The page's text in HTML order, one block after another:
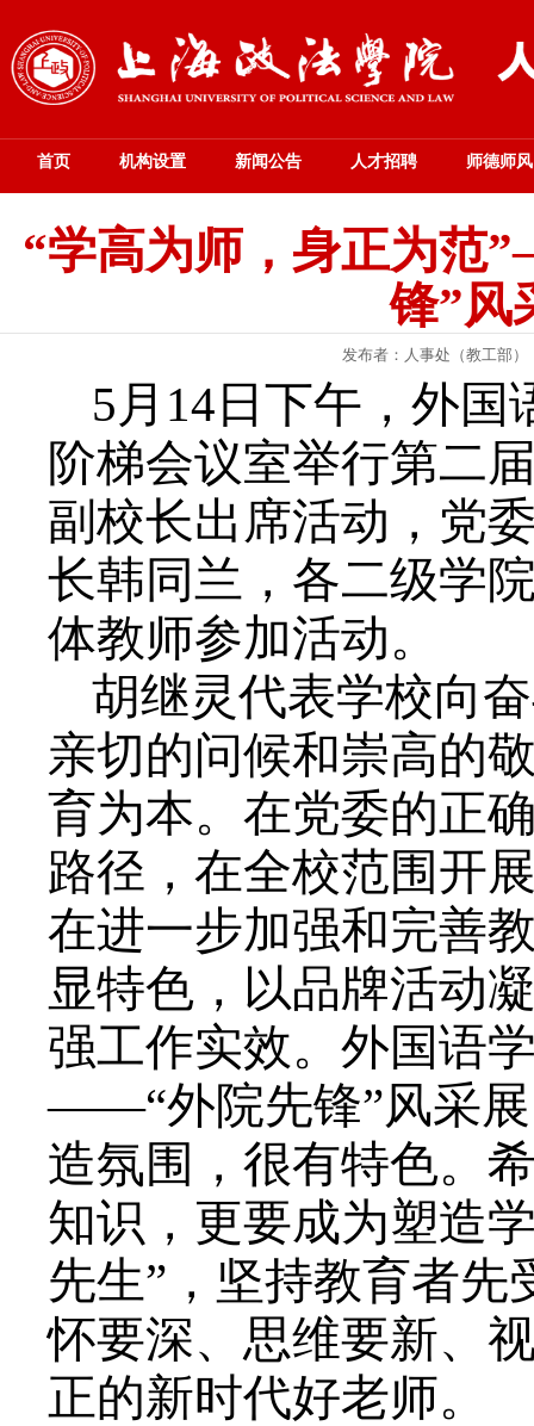
首页 机构设置 新闻公告 人才招聘 师德师风
“学高为师，身正为范
锋”风
发布者：人事处（教工部
5 月 14 日下午，外国
阶梯会议室举行第二
副校长出席活动，党
长韩同兰，各二级学
体教师参加活动。
胡继灵代表学校向
亲切的问候和崇高的
育为本。在党委的正
路径，在全校范围开
在进一步加强和完善
显特色，以品牌活动
强工作实效。外国语
——“外院先锋”风采展
造氛围，很有特色。
知识，更要成为塑造
先生”，坚持教育者
怀要深、思维要新、
正的新时代好老师。